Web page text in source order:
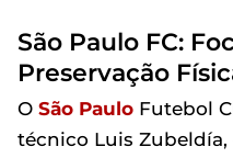
São Paulo FC:
Preservação
O São Paulo Futebol
técnico Luis